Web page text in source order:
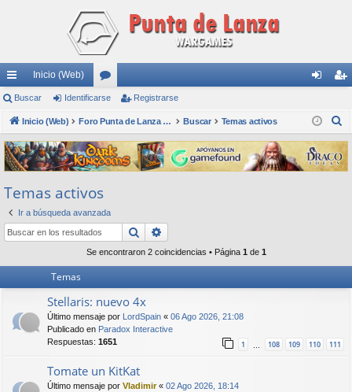
nl
ac
es
rá
pi
do
s
Inicio (Web)
or
os nti
fic
ar
ist
ra
rs
Buscar Identificarse Registrarse
Inicio (Web) Foro Punta de Lanza Wargames Buscar Temas activos
s
c
Temas activos
Ir a búsqueda avanzada
Buscar
Se encontraron 2 coincidencias • Página 1 de 1
Temas
Stellaris: nuevo 4x
Último mensaje por LordSpain « 06 Ago 2026, 21:08
Publicado en Paradox Interactive
Respuestas: 1651 1 108 109 110 111
Tomate un KitKat
Último mensaje por Vladimir« 02 Ago 2026, 18:14